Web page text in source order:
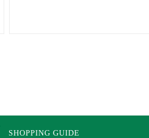
SHOPPING GUIDE